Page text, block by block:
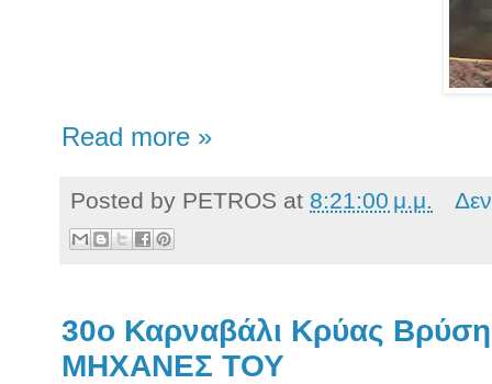
Read more »
Posted by PETROS at 8:21:00 μ.μ.
30o Καρναβάλι Κρύας
ΜΗΧΑΝΕΣ ΤΟΥ